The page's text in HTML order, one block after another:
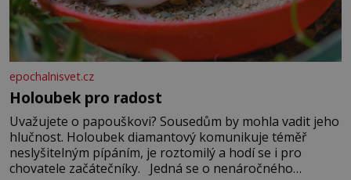
epochalnisvet.cz
Holoubek pro radost
Uvažujete o papouškovi? Sousedům by mohla vadit jeho
hlučnost. Holoubek diamantový komunikuje téměř
neslyšitelným pípáním, je roztomilý a hodí se i pro
chovatele začátečníky. Jedná se o nenáročného